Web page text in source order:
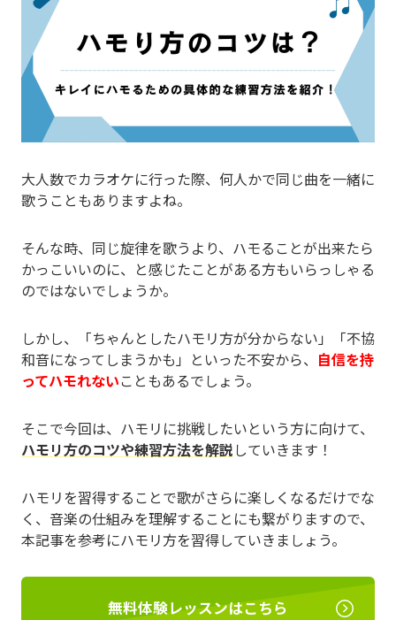
大人数でカラオケに行った際、何人かで同じ曲を一緒に
歌うこともありますよね。
そんな時、同じ旋律を歌うより、ハモることが出来たら
かっこいいのに、と感じたことがある方もいらっしゃる
のではないでしょうか。
しかし、「ちゃんとしたハモリ方が分からない」「不協
和音になってしまうかも」といった不安から、 自信を持
ってハモれないこともあるでしょう。
そこで今回は、ハモリに挑戦したいという方に向けて、
ハモリ方のコツや練習方法を解説していきます！
ハモリを習得することで歌がさらに楽しくなるだけでな
く、音楽の仕組みを理解することにも繋がりますので、
本記事を参考にハモリ方を習得していきましょう。
無料体験レッスンはこちら